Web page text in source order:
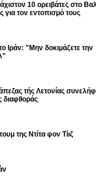
10 ορειβάτες στο
για τον εντοπισμό τους
Ιράν: "Μην δοκιμάζετε την
τής Λετονίας
διαφθοράς
της Ντίτα φον Τίιζ